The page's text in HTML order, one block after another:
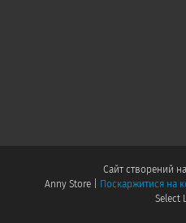
Сайт створений
Поскаржитися на
Select